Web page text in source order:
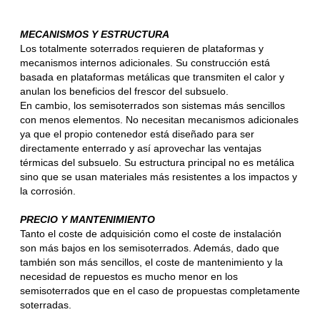
MECANISMOS Y ESTRUCTURA
Los totalmente soterrados requieren de plataformas y
mecanismos internos adicionales. Su construcción está
basada en plataformas metálicas que transmiten el calor y
anulan los beneficios del frescor del subsuelo.
En cambio, los semisoterrados son sistemas más sencillos
con menos elementos. No necesitan mecanismos adicionales
ya que el propio contenedor está diseñado para ser
directamente enterrado y así aprovechar las ventajas
térmicas del subsuelo. Su estructura principal no es metálica
sino que se usan materiales más resistentes a los impactos y
la corrosión.
PRECIO Y MANTENIMIENTO
Tanto el coste de adquisición como el coste de instalación
son más bajos en los semisoterrados. Además, dado que
también son más sencillos, el coste de mantenimiento y la
necesidad de repuestos es mucho menor en los
semisoterrados que en el caso de propuestas completamente
soterradas.